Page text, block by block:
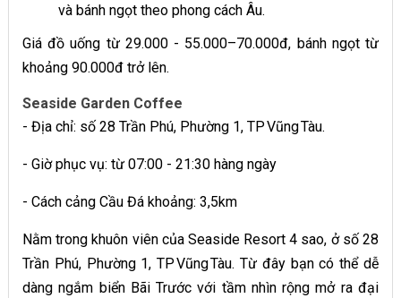
và bánh ngọt theo phong cách Âu.
Giá đồ uống từ 29.000 - 55.000–70.000đ, bánh ngọt từ
khoảng 90.000đ trở lên.
Seaside Garden Coffee
- Địa chỉ: số 28 Trần Phú, Phường 1, TP Vũng Tàu.
- Giờ phục vụ: từ 07:00 - 21:30 hàng ngày
- Cách cảng Cầu Đá khoảng: 3,5km
Nằm trong khuôn viên của Seaside Resort 4 sao, ở số 28
Trần Phú, Phường 1, TP Vũng Tàu. Từ đây bạn có thể dễ
dàng ngắm biển Bãi Trước với tầm nhìn rộng mở ra đại